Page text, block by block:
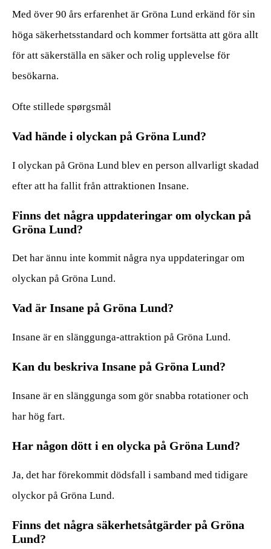
Med över 90 års erfarenhet är Gröna Lund erkänd för sin
höga säkerhetsstandard och kommer fortsätta att göra allt
för att säkerställa en säker och rolig upplevelse för
besökarna.
Ofte stillede spørgsmål
Vad hände i olyckan på Gröna Lund?
I olyckan på Gröna Lund blev en person allvarligt skadad
efter att ha fallit från attraktionen Insane.
Finns det några uppdateringar om olyckan på
Gröna Lund?
Det har ännu inte kommit några nya uppdateringar om
olyckan på Gröna Lund.
Vad är Insane på Gröna Lund?
Insane är en slänggunga-attraktion på Gröna Lund.
Kan du beskriva Insane på Gröna Lund?
Insane är en slänggunga som gör snabba rotationer och
har hög fart.
Har någon dött i en olycka på Gröna Lund?
Ja, det har förekommit dödsfall i samband med tidigare
olyckor på Gröna Lund.
Finns det några säkerhetsåtgärder på Gröna
Lund?